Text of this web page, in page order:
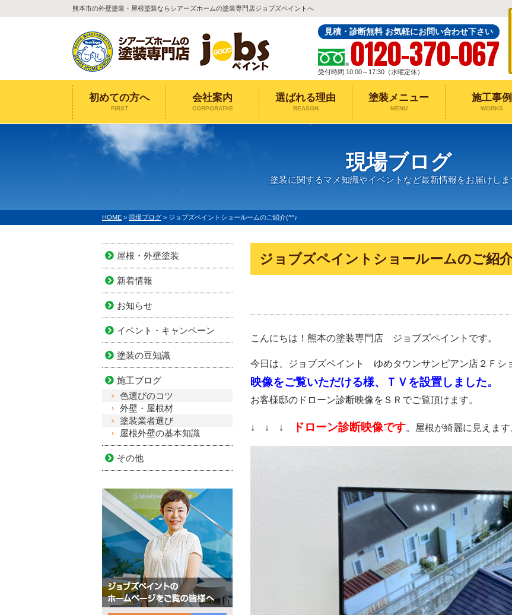
熊本市の外壁塗装・屋根塗装ならシアーズホームの塗装専門店ジョブズペイントへ
見積・診断無料 お気軽にお問い合わせ下さい
0120-370-067
受付時間 10:00～17:30（水曜定休）
初めての方へ
FIRST
会社案内
CORPORATAE
選ばれる理由
REASON
塗装メニュー
MENU
施工事例
WORKS
現場ブログ
塗装に関するマメ知識やイベントなど最新情報をお届けしま
HOME > 現場ブログ > ジョブズペイントショールームのご紹介(^^♪
ジョブズペイントショールームのご紹
こんにちは！熊本の塗装専門店 ジョブズペイントです。
今日は、ジョブズペイント ゆめタウンサンピアン店２Ｆシ
映像をご覧いただける様、ＴＶを設置しました。
お客様邸のドローン診断映像をＳＲでご覧頂けます。
↓ ↓ ↓ ドローン診断映像です。屋根が綺麗に見えま
屋根・外壁塗装
新着情報
お知らせ
イベント・キャンペーン
塗装の豆知識
施工ブログ
色選びのコツ
外壁・屋根材
塗装業者選び
屋根外壁の基本知識
その他